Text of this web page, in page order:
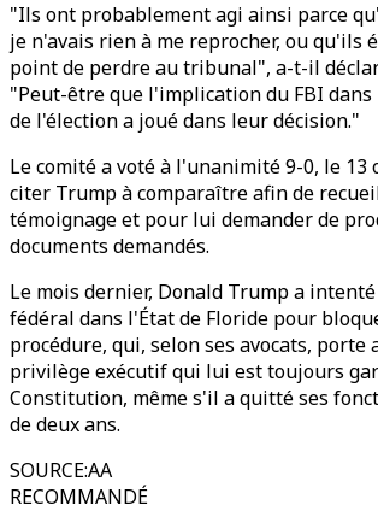
"Ils ont probablement agi ainsi parce
je n'avais rien à me reprocher, ou qu'ils
point de perdre au tribunal", a-t-il
"Peut-être que l'implication du FBI
de l'élection a joué dans leur décision."
Le comité a voté à l'unanimité 9-0, le 13
citer Trump à comparaître afin de
témoignage et pour lui demander de
documents demandés.
Le mois dernier, Donald Trump a
fédéral dans l'État de Floride pour
procédure, qui, selon ses avocats, porte
privilège exécutif qui lui est toujours
Constitution, même s'il a quitté ses
de deux ans.
SOURCE:AA
RECOMMANDÉ